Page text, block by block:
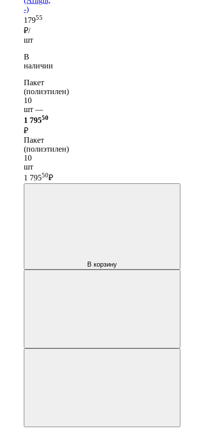
-)
17955
₽/
шт
В
наличии
Пакет
(полиэтилен)
10
шт —
1 79550
₽
Пакет
(полиэтилен)
10
шт
1 79550₽
В корзину